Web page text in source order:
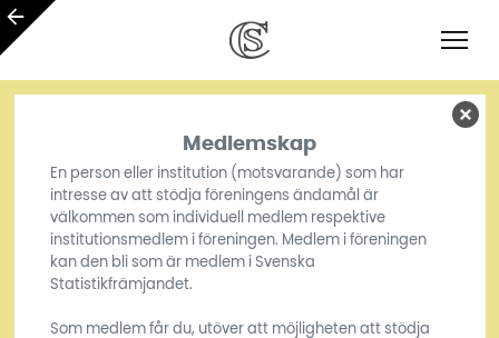
Medlemskap
En person eller institution (motsvarande) som har
intresse av att stödja föreningens ändamål är
välkommen som individuell medlem respektive
institutionsmedlem i föreningen. Medlem i föreningen
kan den bli som är medlem i Svenska
Statistikfrämjandet.
Som medlem får du, utöver att möjligheten att stödja